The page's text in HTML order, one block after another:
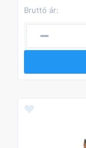
Bruttó ár: